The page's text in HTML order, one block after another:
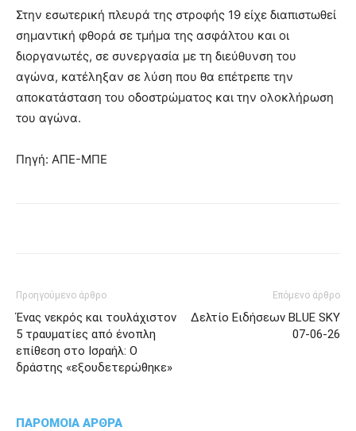
Στην εσωτερική πλευρά της στροφής 19 είχε διαπιστωθεί
σημαντική φθορά σε τμήμα της ασφάλτου και οι
διοργανωτές, σε συνεργασία με τη διεύθυνση του
αγώνα, κατέληξαν σε λύση που θα επέτρεπε την
αποκατάσταση του οδοστρώματος και την ολοκλήρωση
του αγώνα.
Πηγή: ΑΠΕ-ΜΠΕ
Προηγούμενο άρθρο
Ένας νεκρός και τουλάχιστον
5 τραυματίες από ένοπλη
επίθεση στο Ισραήλ: Ο
δράστης «εξουδετερώθηκε»
Επόμενο άρθρο
Δελτίο Ειδήσεων BLUE SKY
07-06-26
ΠΑΡΟΜΟΙΑ ΑΡΘΡΑ